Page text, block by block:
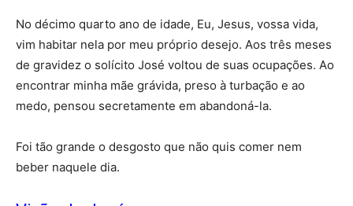
No décimo quarto ano de idade, Eu, Jesus, vossa vida,
vim habitar nela por meu próprio desejo. Aos três meses
de gravidez o solícito José voltou de suas ocupações. Ao
encontrar minha mãe grávida, preso à turbação e ao
medo, pensou secretamente em abandoná-la.
Foi tão grande o desgosto que não quis comer nem
beber naquele dia.